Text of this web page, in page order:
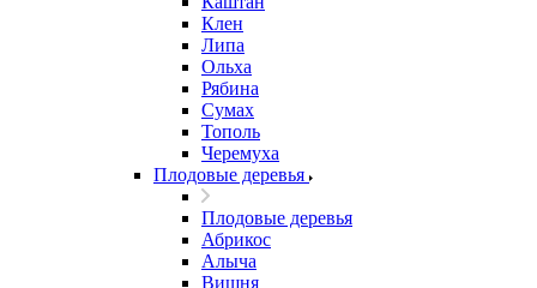
Клен
Липа
Ольха
Рябина
Сумах
Тополь
Черемуха
Плодовые деревья
Плодовые деревья
Абрикос
Алыча
Вишня